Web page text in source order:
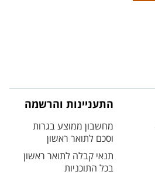
התעניינות והרשמה
מחשבון ממוצע בגרות
וסכם לתואר ראשון
תנאי קבלה לתואר ראשון
בכל התוכניות